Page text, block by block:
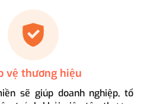
vệ thương hiệu
sẽ giúp doanh nghiệp, tổ